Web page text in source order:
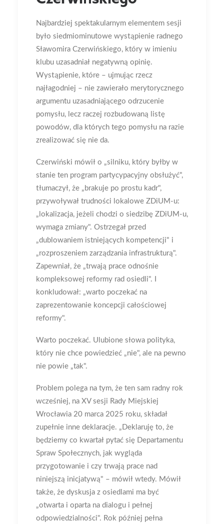
Najbardziej spektakularnym elementem sesji
było siedmiominutowe wystąpienie radnego
Sławomira Czerwińskiego, który w imieniu
klubu uzasadniał negatywną opinię.
Wystąpienie, które – ujmując rzecz
najłagodniej – nie zawierało merytorycznego
argumentu uzasadniającego odrzucenie
pomysłu, lecz raczej rozbudowaną listę
powodów, dla których tego pomysłu na razie
zrealizować się nie da.
Czerwiński mówił o „silniku, który byłby w
stanie ten program partycypacyjny obsłużyć",
tłumaczył, że „brakuje po prostu kadr",
przywoływał trudności lokalowe ZDiUM-u:
„lokalizacja, jeżeli chodzi o siedzibę ZDiUM-u,
wymaga zmiany". Ostrzegał przed
„dublowaniem istniejących kompetencji" i
„rozproszeniem zarządzania infrastrukturą".
Zapewniał, że „trwają prace odnośnie
kompleksowej reformy rad osiedli". I
konkludował: „warto poczekać na
zaprezentowanie koncepcji całościowej
reformy".
Warto poczekać. Ulubione słowa polityka,
który nie chce powiedzieć „nie", ale na pewno
nie powie „tak".
Problem polega na tym, że ten sam radny rok
wcześniej, na XV sesji Rady Miejskiej
Wrocławia 20 marca 2025 roku, składał
zupełnie inne deklaracje. „Deklaruję to, że
będziemy co kwartał pytać się Departamentu
Spraw Społecznych, jak wygląda
przygotowanie i czy trwają prace nad
niniejszą inicjatywą" – mówił wtedy. Mówił
także, że dyskusja z osiedlami ma być
„otwarta i oparta na dialogu i pełnej
odpowiedzialności". Rok później pełna